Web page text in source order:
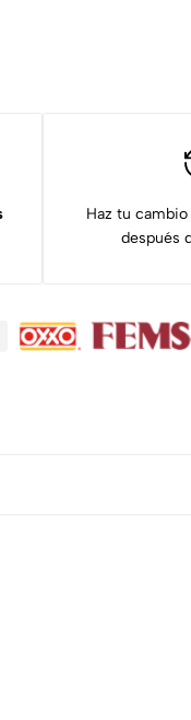
Haz tu
después